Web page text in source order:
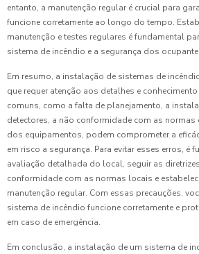
entanto, a manutenção regular é crucial para
funcione corretamente ao longo do tempo.
manutenção e testes regulares é fundamental
sistema de incêndio e a segurança dos
Em resumo, a instalação de sistemas de
que requer atenção aos detalhes e
comuns, como a falta de planejamento, a
detectores, a não conformidade com as normas
dos equipamentos, podem comprometer a
em risco a segurança. Para evitar esses erros, é
avaliação detalhada do local, seguir as
conformidade com as normas locais e
manutenção regular. Com essas precauções,
sistema de incêndio funcione corretamente e
em caso de emergência.
Em conclusão, a instalação de um sistema de